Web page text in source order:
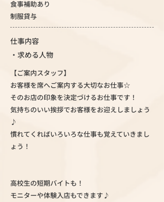
食事補助あり
制服貸与
仕事内容
・求める人物
【ご案内スタッフ】
お客様を席へご案内する大切なお仕事☆
そのお店の印象を決定づけるお仕事です！
気持ちのいい挨拶でお客様をお迎えしましょう
♪
慣れてくればいろいろな仕事も覚えていきまし
ょう！
高校生の短期バイトも！
モニターや体験入店もできます♪